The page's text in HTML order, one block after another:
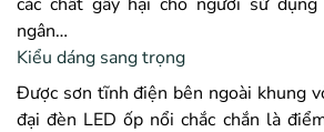
ngân…
Kiểu dáng sang trọng
Được sơn tĩnh điện bên ngoài khung
đại đèn LED ốp nổi chắc chắn là